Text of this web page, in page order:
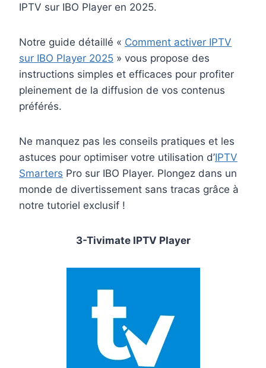
IPTV sur IBO Player en 2025.
Notre guide détaillé « Comment activer IPTV
sur IBO Player 2025 » vous propose des
instructions simples et efficaces pour profiter
pleinement de la diffusion de vos contenus
préférés.
Ne manquez pas les conseils pratiques et les
astuces pour optimiser votre utilisation d’IPTV
Smarters Pro sur IBO Player. Plongez dans un
monde de divertissement sans tracas grâce à
notre tutoriel exclusif !
3-Tivimate IPTV Player